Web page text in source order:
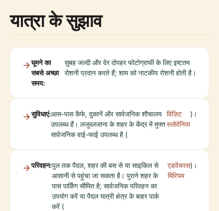
यात्रा के सुझाव
घूमने का
सबसे अच्छा
समय:
सुबह जल्दी और देर दोपहर फोटोग्राफी के लिए इष्टतम
रोशनी प्रदान करते हैं; शाम को नाटकीय रोशनी होती है।
सुविधाएं:आस-पास कैफे, दुकानें और सार्वजनिक शौचालय
उपलब्ध हैं। लजुब्लजाना के शहर के केंद्र में मुफ्त
सार्वजनिक वाई-फाई उपलब्ध है (
विज़िट
स्लोवेनिया
)।
परिवहन:पुल तक पैदल, शहर की बस से या साइकिल से
आसानी से पहुंचा जा सकता है। पुराने शहर के
पास पार्किंग सीमित है; सार्वजनिक परिवहन का
उपयोग करें या पैदल यात्री क्षेत्र के बाहर पार्क
करें (
एडवेंचरस
मिरियम
)।